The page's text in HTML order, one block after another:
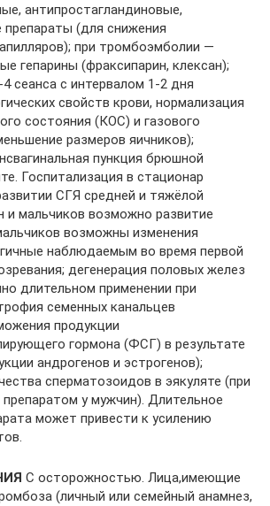
антипростагландиновые,
препараты (для снижения
при тромбоэмболии —
гепарины (фраксипарин, клексан);
сеанса с интервалом 1-2 дня
свойств крови, нормализация
состояния (КОС) и газового
размеров яичников);
пункция брюшной
Госпитализация в стационар
СГЯ средней и тяжёлой
и мальчиков возможно развитие
возможны изменения
наблюдаемым во время первой
дегенерация половых желез
длительном применении при
семенных канальцев
продукции
гормона (ФСГ) в результате
андрогенов и эстрогенов);
сперматозоидов в эякуляте (при
препаратом у мужчин). Длительное
может привести к усилению
С осторожностью. Лица,имеющие
(личный или семейный анамнез,